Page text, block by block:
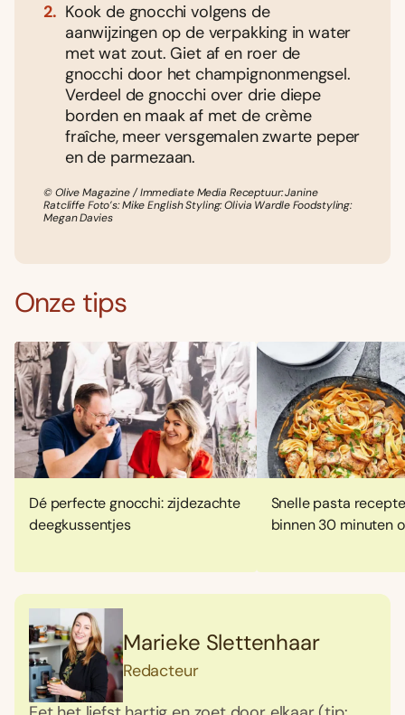
Tropische smaakexplosies
Kook de gnocchi volgens de
aanwijzingen op de verpakking in water
met wat zout. Giet af en roer de
gnocchi door het champignonmengsel.
Verdeel de gnocchi over drie diepe
borden en maak af met de crème
fraîche, meer versgemalen zwarte peper
en de parmezaan.
© Olive Magazine / Immediate Media Receptuur: Janine
Ratcliffe Foto’s: Mike English Styling: Olivia Wardle Foodstyling:
Megan Davies
Onze tips
Dé perfecte gnocchi: zijdezachte
deegkussentjes
Snelle pasta
binnen 30 minuten
Marieke Slettenhaar
Redacteur